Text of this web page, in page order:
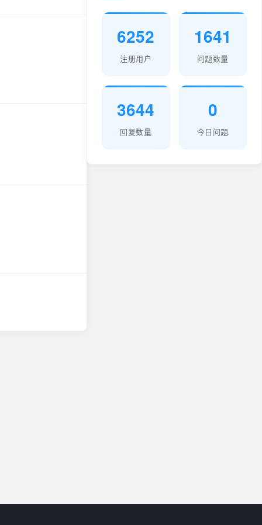
6252
注册用户
1641
问题数量
3644
回复数量
0
今日问题